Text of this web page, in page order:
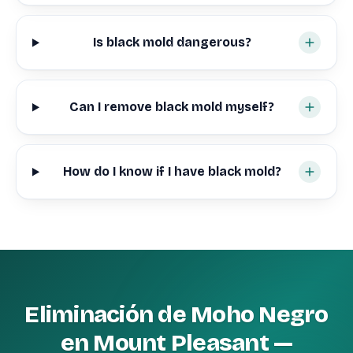
Is black mold dangerous?
Can I remove black mold myself?
How do I know if I have black mold?
Eliminación de Moho Negro
en Mount Pleasant —